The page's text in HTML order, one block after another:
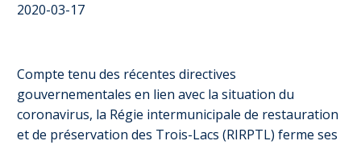
2020-03-17
Compte tenu des récentes directives
gouvernementales en lien avec la situation du
coronavirus, la Régie intermunicipale de restauration
et de préservation des Trois-Lacs (RIRPTL) ferme ses